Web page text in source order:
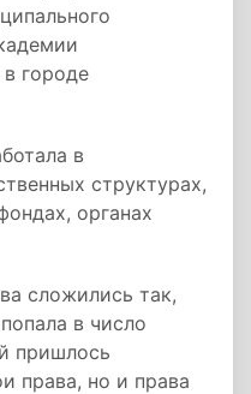
городе
в
структурах,
органах
сложились так,
в число
пришлось
права, но и права